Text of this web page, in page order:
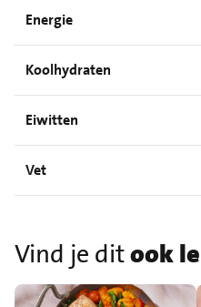
Energie
Koolhydraten
Eiwitten
Vet
Vind je ditook